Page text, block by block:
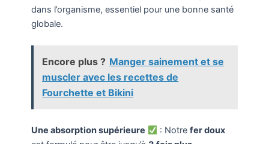
dans l’organisme, essentiel pour une bonne santé
globale.
Encore plus ? Manger sainement et se
muscler avec les recettes de
Fourchette et Bikini
Une absorption supérieure : Notrefer doux